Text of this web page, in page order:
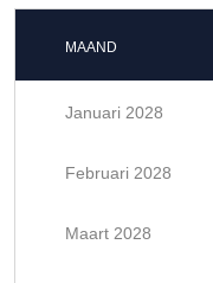
MAAND
Januari 2028
Februari 2028
Maart 2028